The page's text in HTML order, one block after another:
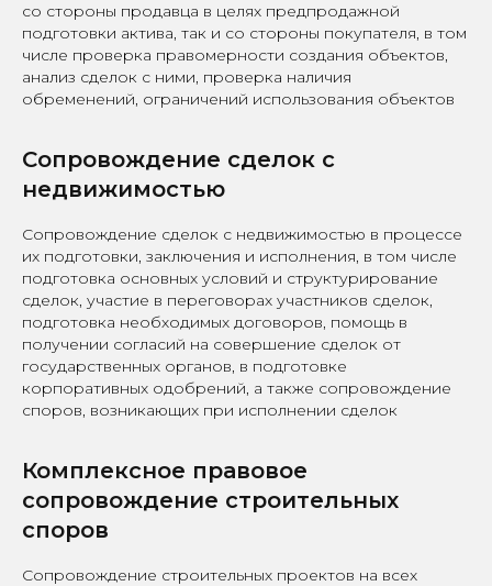
со стороны продавца в целях предпродажной
подготовки актива, так и со стороны покупателя, в том
числе проверка правомерности создания объектов,
анализ сделок с ними, проверка наличия
обременений, ограничений использования объектов
Сопровождение сделок с
недвижимостью
Сопровождение сделок с недвижимостью в процессе
их подготовки, заключения и исполнения, в том числе
подготовка основных условий и структурирование
сделок, участие в переговорах участников сделок,
подготовка необходимых договоров, помощь в
получении согласий на совершение сделок от
государственных органов, в подготовке
корпоративных одобрений, а также сопровождение
споров, возникающих при исполнении сделок
Комплексное правовое
сопровождение строительных
споров
Сопровождение строительных проектов на всех